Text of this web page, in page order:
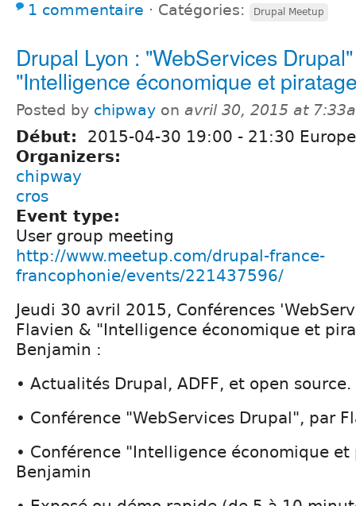
1 commentaire ⋅ Catégories: Drupal Meetup
Drupal Lyon : "WebServices
"Intelligence économique et
Posted by chipway on avril 30, 2015 at
Début: 2015-04-30 19:00 - 21:30
Organizers:
chipway
cros
Event type:
User group meeting
http://www.meetup.com/drupal-france-
francophonie/events/221437596/
Jeudi 30 avril 2015, Conférences
Flavien & "Intelligence économique et
Benjamin :
• Actualités Drupal, ADFF, et open source.
• Conférence "WebServices Drupal", par
• Conférence "Intelligence économique
Benjamin